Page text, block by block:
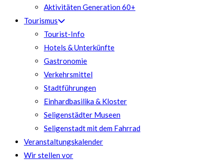
Aktivitäten Generation 60+
Tourismus
Tourist-Info
Hotels & Unterkünfte
Gastronomie
Verkehrsmittel
Stadtführungen
Einhardbasilika & Kloster
Seligenstädter Museen
Seligenstadt mit dem Fahrrad
Veranstaltungskalender
Wir stellen vor